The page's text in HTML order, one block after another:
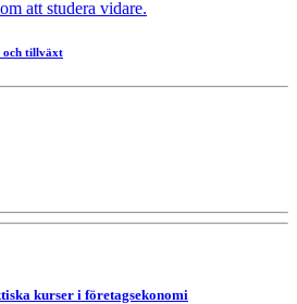
och tillväxt
kurser i företagsekonomi